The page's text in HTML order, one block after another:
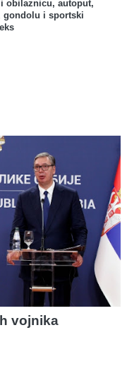
obilaznicu, autoput,
gondolu i sportski
vojnika